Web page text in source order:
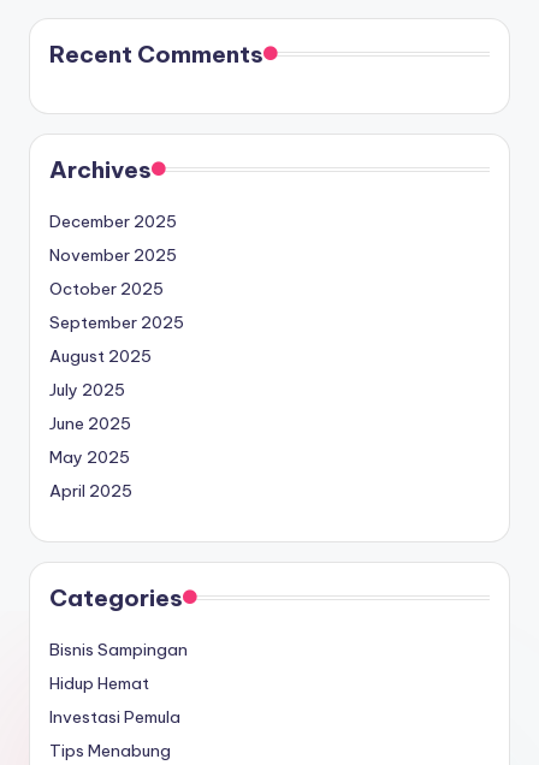
Recent Comments
Archives
December 2025
November 2025
October 2025
September 2025
August 2025
July 2025
June 2025
May 2025
April 2025
Categories
Bisnis Sampingan
Hidup Hemat
Investasi Pemula
Tips Menabung